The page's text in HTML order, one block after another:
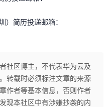
）简历投递邮箱：
社区博主，不代表华为云及
转载时必须标注文章的来源
作者等基本信息，否则作者
现本社区中有涉嫌抄袭的内